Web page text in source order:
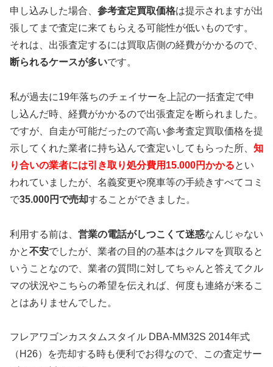
申し込みした場合、 参考査定買取価格は提示されますが出
張してまで査定に来てもらえる可能性が低いものです。
それは、出張査定するには買取店側の経費がかかるので、
断られるケースが多いです。
私が過去に19年落ちのチェイサーを上記の一括査定で申
し込んだ時、経費がかかるので出張査定を断られました。
ですが、自走が可能だったので高い参考査定買取価格を提
示してくれた業者に持ち込んで査定いしてもらった所、 知
り合いの業者には引き取り処分費用15.000円かかるとい
われていましたが、名義変更や廃車等の手続きすべてコミ
で35.000円で売却することができました。
利用する前は、 営業の電話がしつこくて迷惑なんじゃない
かと不安でしたが、業者の目的の基本はクルマを買取ると
いうことなので、業者の質問に対してちゃんと答えてクル
マの状況やこちらの希望を伝えれば、何度も連絡が来るこ
とはありませんでした。
フレアワゴンカスタムスタイル DBA-MM32S 2014年式
（H26）を売却する時も便利でお得なので、この査定サー